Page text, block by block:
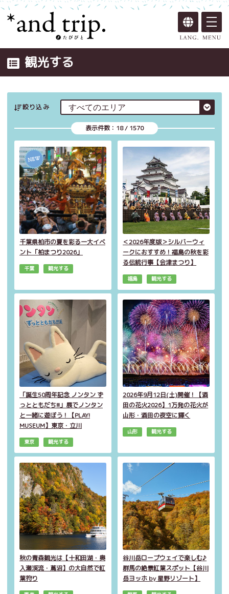
観光する
絞り込み
表示件数： 18/ 1570
千葉県柏市の夏を彩る一大イベ
ント「柏まつり2026」
千葉 観光する
＜2026年度版＞シルバーウィ
ークにおすすめ！福島の秋を彩
る伝統行事【会津まつり】
福島 観光する
「誕生50周年記念 ノンタン ず
っとともだち!!!」展でノンタン
と一緒に遊ぼう！【PLAY!
MUSEUM】東京・立川
東京 観光する
2026年9月12日(土)開催！【酒
田の花火2026】1万発の花火が
山形・酒田の夜空に輝く
山形 観光する
秋の青森観光は【十和田湖・奥
入瀬渓流・蔦沼】の大自然で紅
葉狩り
谷川岳ロープウェイで楽しむ♪
群馬の絶景紅葉スポット【谷川
岳ヨッホ by 星野リゾート】